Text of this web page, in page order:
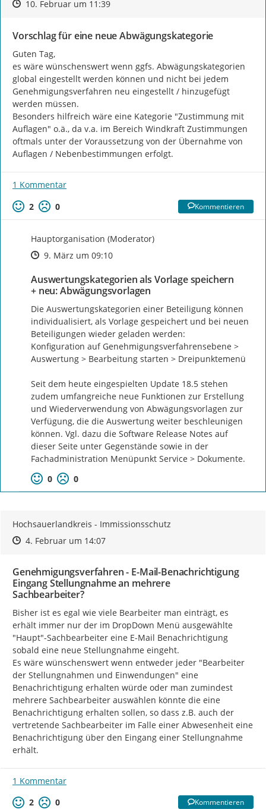
Zeitpunkt des Erstellens
Zeitpunkt des Erstellens
10. Februar um 11:39Zur Äußerung
Vorschlag für eine neue Abwägungskategorie
Guten Tag,
es wäre wünschenswert wenn ggfs. Abwägungskategorien
global eingestellt werden können und nicht bei jedem
Genehmigungsverfahren neu eingestellt / hinzugefügt
werden müssen.
Besonders hilfreich wäre eine Kategorie "Zustimmung mit
Auflagen" o.ä., da v.a. im Bereich Windkraft Zustimmungen
oftmals unter der Voraussetzung von der Übernahme von
Auflagen / Nebenbestimmungen erfolgt.
1 Kommentar
2
0 Kommentieren
Hauptorganisation (Moderator)
Zeitpunkt des Erstellens
Zeitpunkt des Erstellens
9. März um 09:10Zur Äußerung
Auswertungskategorien als Vorlage speichern
+ neu: Abwägungsvorlagen
Die Auswertungskategorien einer Beteiligung können
individualisiert, als Vorlage gespeichert und bei neuen
Beteiligungen wieder geladen werden:
Konfiguration auf Genehmigungsverfahrensebene >
Auswertung > Bearbeitung starten > Dreipunktemenü
Seit dem heute eingespielten Update 18.5 stehen
zudem umfangreiche neue Funktionen zur Erstellung
und Wiederverwendung von Abwägungsvorlagen zur
Verfügung, die die Auswertung weiter beschleunigen
können. Vgl. dazu die Software Release Notes auf
dieser Seite unter Gegenstände sowie in der
Fachadministration Menüpunkt Service > Dokumente.
0
0
Hochsauerlandkreis - Immissionsschutz
Zeitpunkt des Erstellens
Zeitpunkt des Erstellens
4. Februar um 14:07Zur Äußerung
Genehmigungsverfahren - E-Mail-Benachrichtigung
Eingang Stellungnahme an mehrere
Sachbearbeiter?
Bisher ist es egal wie viele Bearbeiter man einträgt, es
erhält immer nur der im DropDown Menü ausgewählte
"Haupt"-Sachbearbeiter eine E-Mail Benachrichtigung
sobald eine neue Stellungnahme eingeht.
Es wäre wünschenswert wenn entweder jeder "Bearbeiter
der Stellungnahmen und Einwendungen" eine
Benachrichtigung erhalten würde oder man zumindest
mehrere Sachbearbeiter auswählen könnte die eine
Benachrichtigung erhalten sollen, so dass z.B. auch der
vertretende Sachbearbeiter im Falle einer Abwesenheit eine
Benachrichtigung über den Eingang einer Stellungnahme
erhält.
1 Kommentar
2
0 Kommentieren